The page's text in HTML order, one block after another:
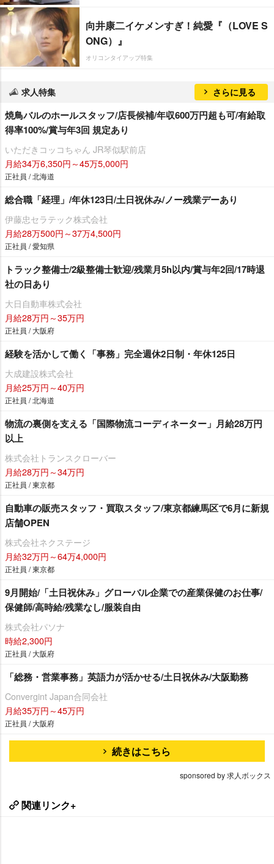
向井康二イケメンすぎ！純愛『（LOVE S
ONG）』
オリコンタイアップ特集
求人特集 さらに見る
焼鳥バルのホールスタッフ/店長候補/年収600万円超も可/有給取
得率100%/賞与年3回 規定あり
いただきコッコちゃん JR琴似駅前店
月給34万6,350円～45万5,000円
正社員 / 北海道
総合職「経理」/年休123日/土日祝休み/ノー残業デーあり
伊藤忠セラテック株式会社
月給28万500円～37万4,500円
正社員 / 愛知県
トラック整備士/2級整備士歓迎/残業月5h以内/賞与年2回/17時退
社の日あり
大日自動車株式会社
月給28万円～35万円
正社員 / 大阪府
経験を活かして働く「事務」完全週休2日制・年休125日
大成建設株式会社
月給25万円～40万円
正社員 / 北海道
物流の裏側を支える「国際物流コーディネーター」月給28万円
以上
株式会社トランスクローバー
月給28万円～34万円
正社員 / 東京都
自動車の販売スタッフ・買取スタッフ/東京都練馬区で6月に新規
店舗OPEN
株式会社ネクステージ
月給32万円～64万4,000円
正社員 / 東京都
9月開始/「土日祝休み」グローバル企業での産業保健のお仕事/
保健師/高時給/残業なし/服装自由
株式会社パソナ
時給2,300円
正社員 / 大阪府
「総務・営業事務」英語力が活かせる/土日祝休み/大阪勤務
Convergint Japan合同会社
月給35万円～45万円
正社員 / 大阪府
続きはこちら
sponsored by 求人ボックス
関連リンク+